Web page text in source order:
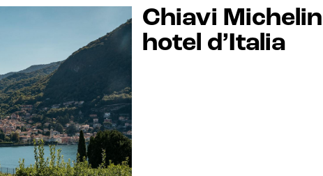
Chiavi
hotel d’Italia